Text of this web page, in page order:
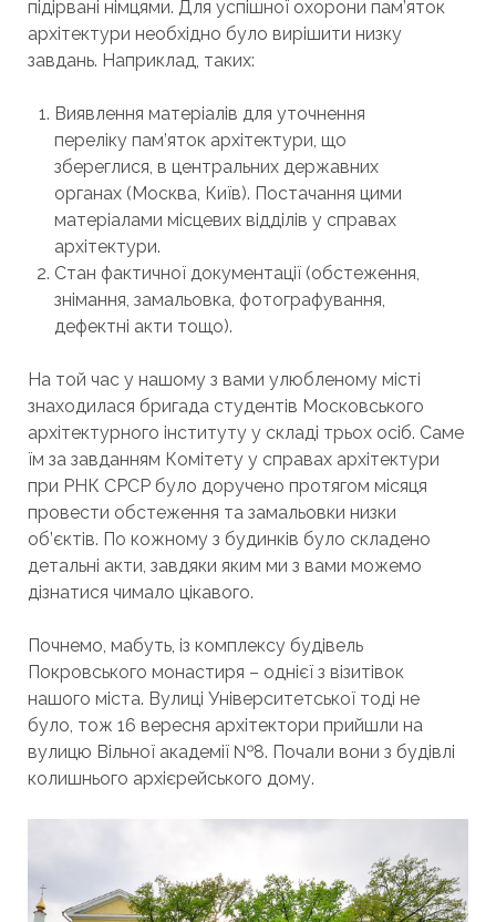
підірвані німцями. Для успішної охорони пам’яток
архітектури необхідно було вирішити низку
завдань. Наприклад, таких:
Виявлення матеріалів для уточнення
переліку пам’яток архітектури, що
збереглися, в центральних державних
органах (Москва, Київ). Постачання цими
матеріалами місцевих відділів у справах
архітектури.
Стан фактичної документації (обстеження,
знімання, замальовка, фотографування,
дефектні акти тощо).
На той час у нашому з вами улюбленому місті
знаходилася бригада студентів Московського
архітектурного інституту у складі трьох осіб. Саме
їм за завданням Комітету у справах архітектури
при РНК СРСР було доручено протягом місяця
провести обстеження та замальовки низки
об’єктів. По кожному з будинків було складено
детальні акти, завдяки яким ми з вами можемо
дізнатися чимало цікавого.
Почнемо, мабуть, із комплексу будівель
Покровського монастиря – однієї з візитівок
нашого міста. Вулиці Університетської тоді не
було, тож 16 вересня архітектори прийшли на
вулицю Вільної академії №8. Почали вони з будівлі
колишнього архієрейського дому.